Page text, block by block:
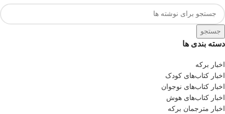
جستجو
دسته بندی ها
اخبار برکه
اخبار کتاب‌های کودک
اخبار کتاب‌های نوجوان
اخبار کتاب‌های هوش
اخبار مترجمان برکه